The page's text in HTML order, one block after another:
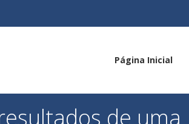
Página Inicial
de uma